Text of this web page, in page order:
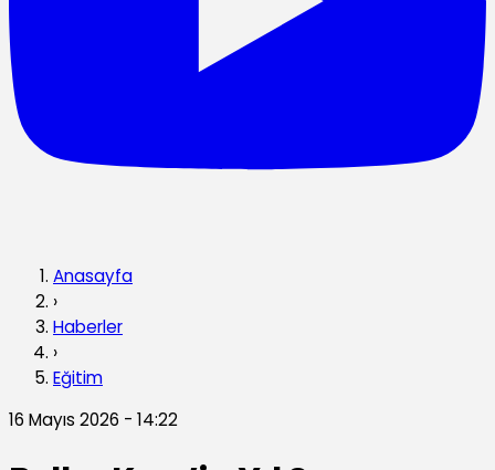
Anasayfa
›
Haberler
›
Eğitim
16 Mayıs 2026 - 14:22